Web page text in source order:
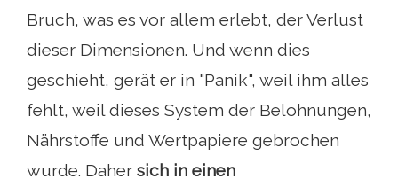
Bruch, was es vor allem erlebt, der Verlust
dieser Dimensionen. Und wenn dies
geschieht, gerät er in "Panik", weil ihm alles
fehlt, weil dieses System der Belohnungen,
Nährstoffe und Wertpapiere gebrochen
wurde. Daher sich in einen